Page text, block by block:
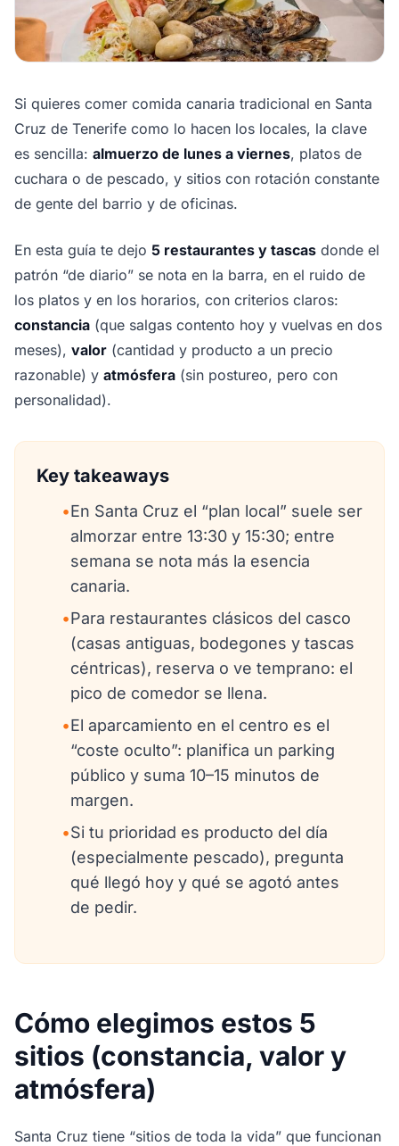
Si quieres comer comida canaria tradicional en Santa
Cruz de Tenerife como lo hacen los locales, la clave
es sencilla: almuerzo de lunes a viernes, platos de
cuchara o de pescado, y sitios con rotación constante
de gente del barrio y de oficinas.
En esta guía te dejo 5 restaurantes y tascas donde el
patrón “de diario” se nota en la barra, en el ruido de
los platos y en los horarios, con criterios claros:
constancia (que salgas contento hoy y vuelvas en dos
meses), valor (cantidad y producto a un precio
razonable) y atmósfera (sin postureo, pero con
personalidad).
Key takeaways
•En Santa Cruz el “plan local” suele ser
almorzar entre 13:30 y 15:30; entre
semana se nota más la esencia
canaria.
•Para restaurantes clásicos del casco
(casas antiguas, bodegones y tascas
céntricas), reserva o ve temprano: el
pico de comedor se llena.
•El aparcamiento en el centro es el
“coste oculto”: planifica un parking
público y suma 10–15 minutos de
margen.
•Si tu prioridad es producto del día
(especialmente pescado), pregunta
qué llegó hoy y qué se agotó antes
de pedir.
Cómo elegimos estos 5
sitios (constancia, valor y
atmósfera)
Santa Cruz tiene “sitios de toda la vida” que funcionan